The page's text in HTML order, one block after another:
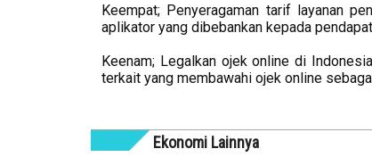
Keempat; Penyeragaman tarif layanan
aplikator yang dibebankan kepada
Keenam; Legalkan ojek online di
terkait yang membawahi ojek online
Ekonomi Lainnya